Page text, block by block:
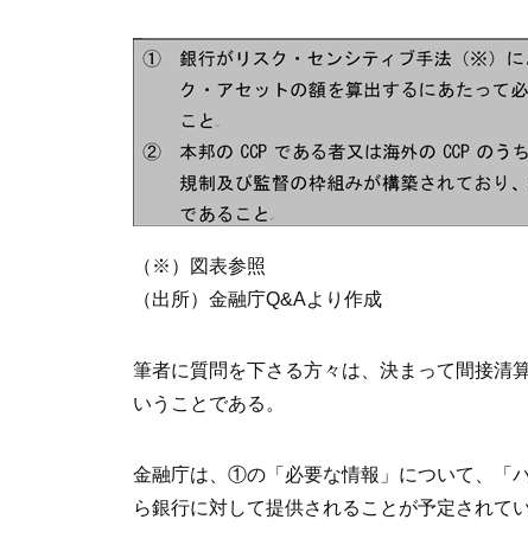
（※）図表参照
（出所）金融庁Q&Aより作成
筆者に質問を下さる方々は、決まって間接清
いうことである。
金融庁は、①の「必要な情報」について、「
ら銀行に対して提供されることが予定されて